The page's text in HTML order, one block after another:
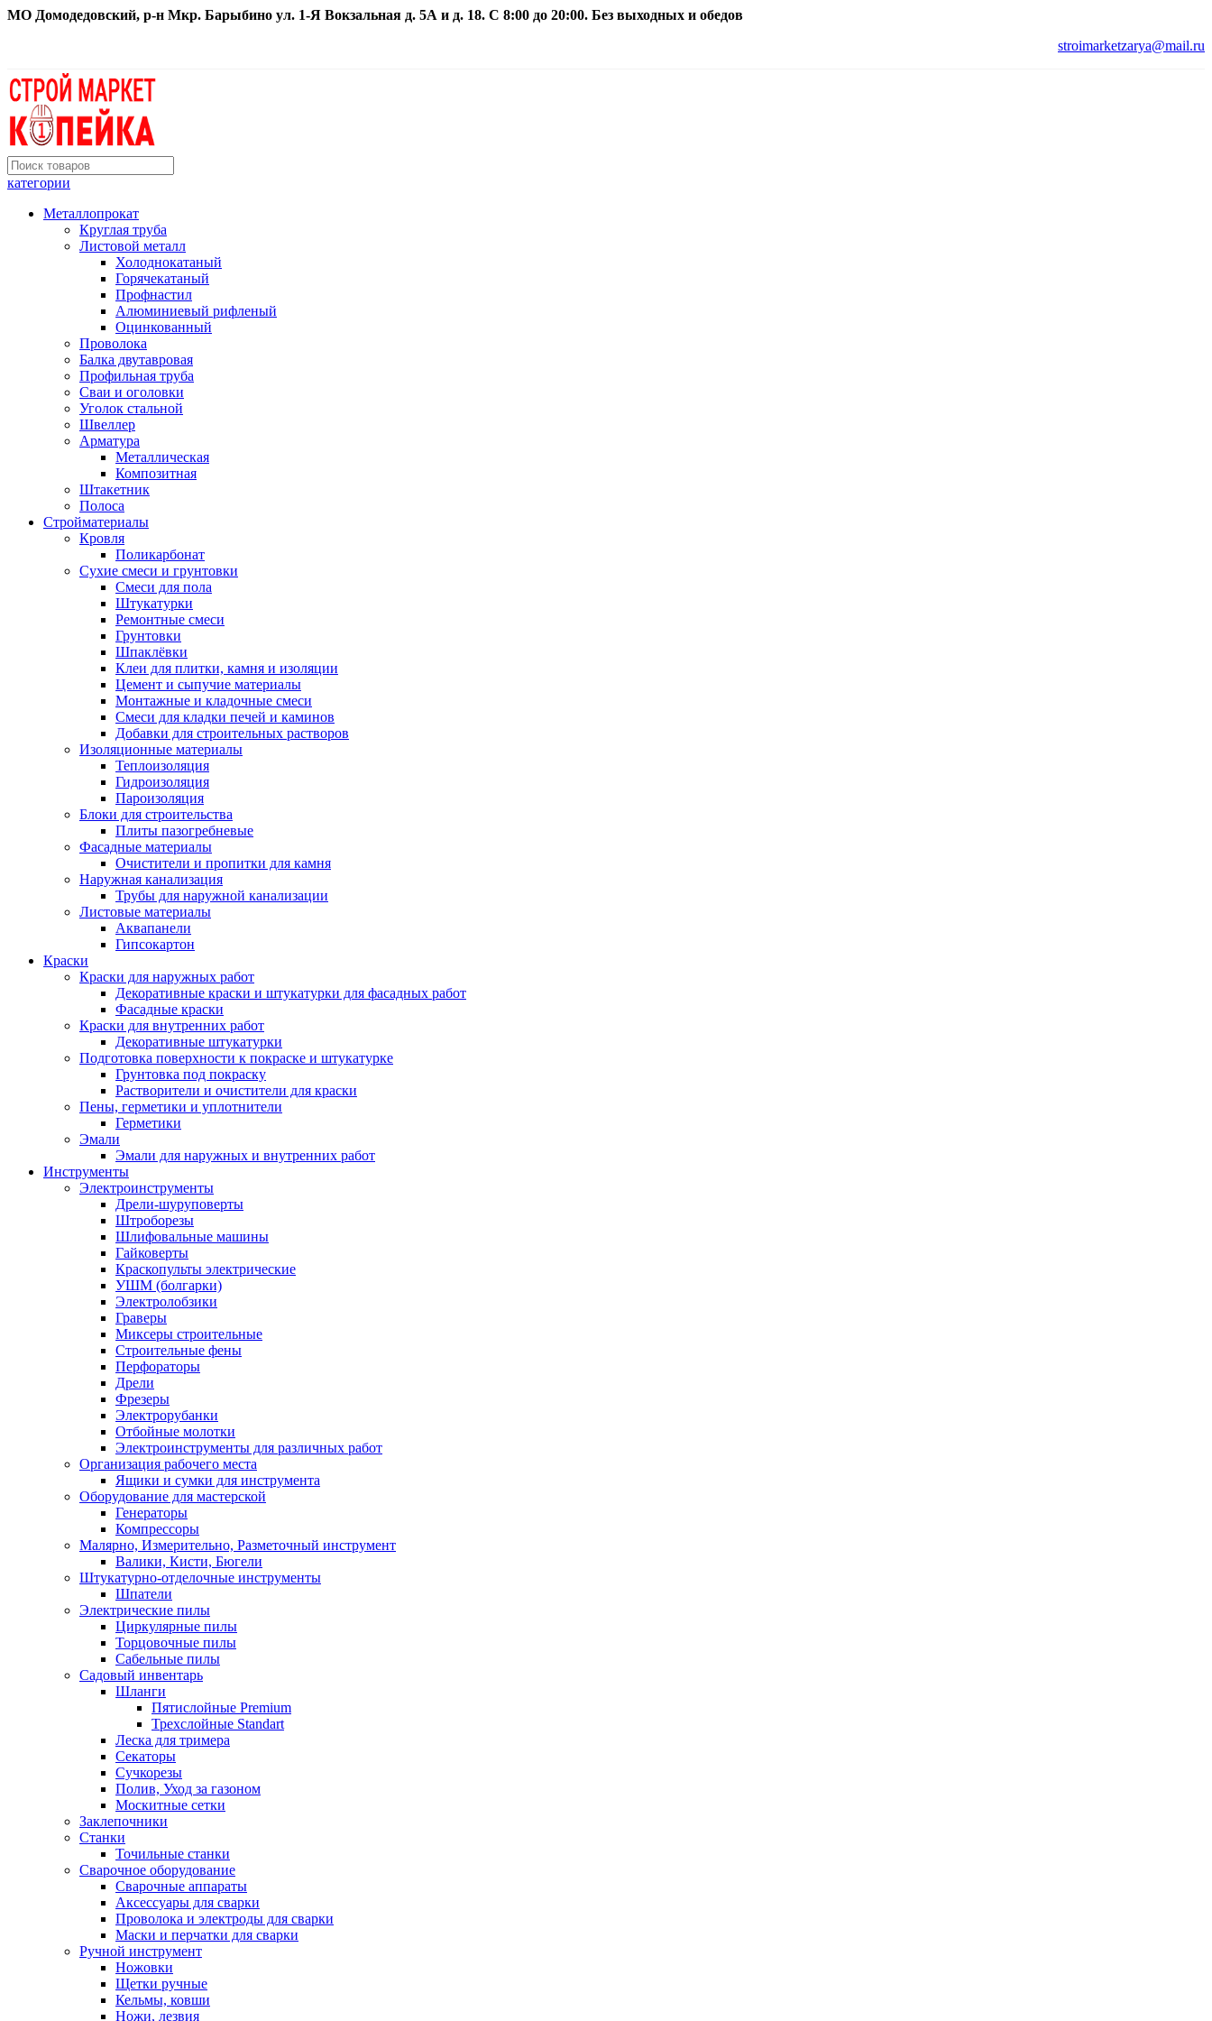
МО Домодедовский, р-н Мкр. Барыбино ул. 1-Я Вокзальная д. 5А и д. 18. С 8:00 до 20:00. Без выходных и обедов
stroimarketzarya@mail.ru
категории
Металлопрокат
Круглая труба
Листовой металл
Холоднокатаный
Горячекатаный
Профнастил
Алюминиевый рифленый
Оцинкованный
Проволока
Балка двутавровая
Профильная труба
Сваи и оголовки
Уголок стальной
Швеллер
Арматура
Металлическая
Композитная
Штакетник
Полоса
Стройматериалы
Кровля
Поликарбонат
Сухие смеси и грунтовки
Смеси для пола
Штукатурки
Ремонтные смеси
Грунтовки
Шпаклёвки
Клеи для плитки, камня и изоляции
Цемент и сыпучие материалы
Монтажные и кладочные смеси
Смеси для кладки печей и каминов
Добавки для строительных растворов
Изоляционные материалы
Теплоизоляция
Гидроизоляция
Пароизоляция
Блоки для строительства
Плиты пазогребневые
Фасадные материалы
Очистители и пропитки для камня
Наружная канализация
Трубы для наружной канализации
Листовые материалы
Аквапанели
Гипсокартон
Краски
Краски для наружных работ
Декоративные краски и штукатурки для фасадных работ
Фасадные краски
Краски для внутренних работ
Декоративные штукатурки
Подготовка поверхности к покраске и штукатурке
Грунтовка под покраску
Растворители и очистители для краски
Пены, герметики и уплотнители
Герметики
Эмали
Эмали для наружных и внутренних работ
Инструменты
Электроинструменты
Дрели-шуруповерты
Штроборезы
Шлифовальные машины
Гайковерты
Краскопульты электрические
УШМ (болгарки)
Электролобзики
Граверы
Миксеры строительные
Строительные фены
Перфораторы
Дрели
Фрезеры
Электрорубанки
Отбойные молотки
Электроинструменты для различных работ
Организация рабочего места
Ящики и сумки для инструмента
Оборудование для мастерской
Генераторы
Компрессоры
Малярно, Измерительно, Разметочный инструмент
Валики, Кисти, Бюгели
Штукатурно-отделочные инструменты
Шпатели
Электрические пилы
Циркулярные пилы
Торцовочные пилы
Сабельные пилы
Садовый инвентарь
Шланги
Пятислойные Premium
Трехслойные Standart
Леска для тримера
Секаторы
Сучкорезы
Полив, Уход за газоном
Москитные сетки
Заклепочники
Станки
Точильные станки
Сварочное оборудование
Сварочные аппараты
Аксессуары для сварки
Проволока и электроды для сварки
Маски и перчатки для сварки
Ручной инструмент
Ножовки
Щетки ручные
Кельмы, ковши
Ножи, лезвия